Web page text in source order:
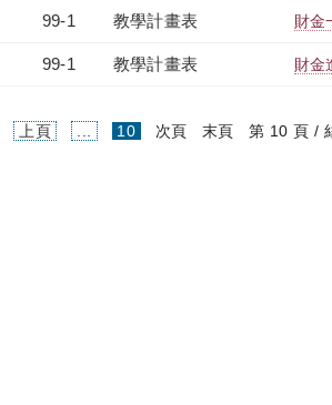
99-1 教學計畫表 財金
99-1 教學計畫表 財金
上頁 10(current)
次頁 末頁 第 10 頁 /